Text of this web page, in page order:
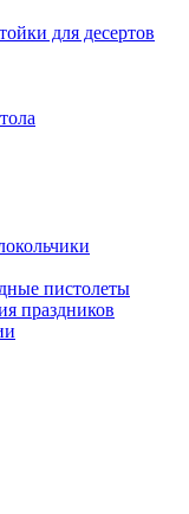
для десертов
пистолеты
праздников